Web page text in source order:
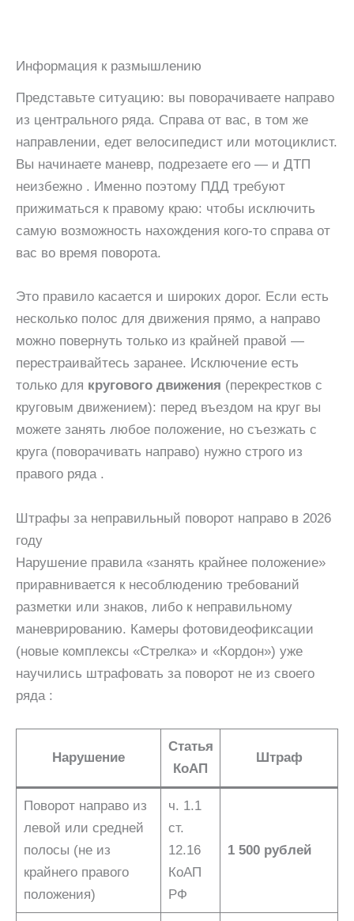
Информация к размышлению
Представьте ситуацию: вы поворачиваете направо
из центрального ряда. Справа от вас, в том же
направлении, едет велосипедист или мотоциклист.
Вы начинаете маневр, подрезаете его — и ДТП
неизбежно . Именно поэтому ПДД требуют
прижиматься к правому краю: чтобы исключить
самую возможность нахождения кого-то справа от
вас во время поворота.
Это правило касается и широких дорог. Если есть
несколько полос для движения прямо, а направо
можно повернуть только из крайней правой —
перестраивайтесь заранее. Исключение есть
только для кругового движения (перекрестков с
круговым движением): перед въездом на круг вы
можете занять любое положение, но съезжать с
круга (поворачивать направо) нужно строго из
правого ряда .
Штрафы за неправильный поворот направо в 2026
году
Нарушение правила «занять крайнее положение»
приравнивается к несоблюдению требований
разметки или знаков, либо к неправильному
маневрированию. Камеры фотовидеофиксации
(новые комплексы «Стрелка» и «Кордон») уже
научились штрафовать за поворот не из своего
ряда :
Нарушение
Статья
КоАП
Штраф
Поворот направо из
левой или средней
полосы (не из
крайнего правого
положения)
ч. 1.1
ст.
12.16
КоАП
РФ
1 500 рублей